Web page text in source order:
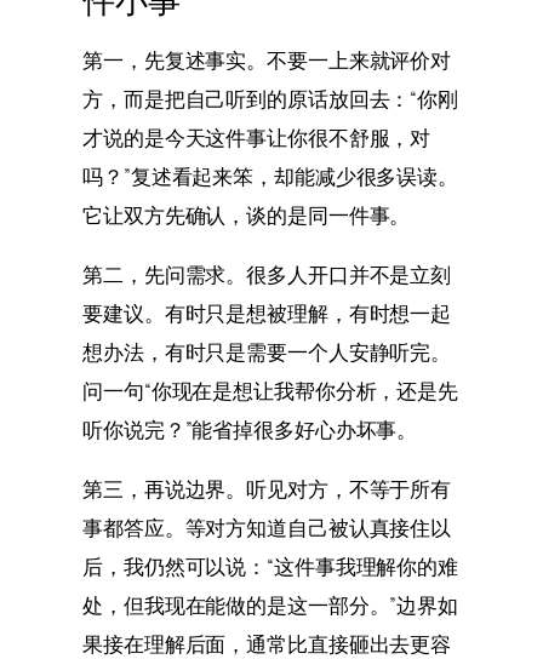
第一，先复述事实。不要一上来就评价对
方，而是把自己听到的原话放回去：“你刚
才说的是今天这件事让你很不舒服，对
吗？”复述看起来笨，却能减少很多误读。
它让双方先确认，谈的是同一件事。
第二，先问需求。很多人开口并不是立刻
要建议。有时只是想被理解，有时想一起
想办法，有时只是需要一个人安静听完。
问一句“你现在是想让我帮你分析，还是先
听你说完？”能省掉很多好心办坏事。
第三，再说边界。听见对方，不等于所有
事都答应。等对方知道自己被认真接住以
后，我仍然可以说：“这件事我理解你的难
处，但我现在能做的是这一部分。”边界如
果接在理解后面，通常比直接砸出去更容